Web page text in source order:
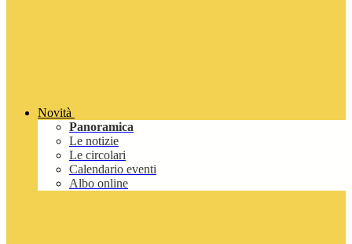
Novità
Panoramica
Le notizie
Le circolari
Calendario eventi
Albo online